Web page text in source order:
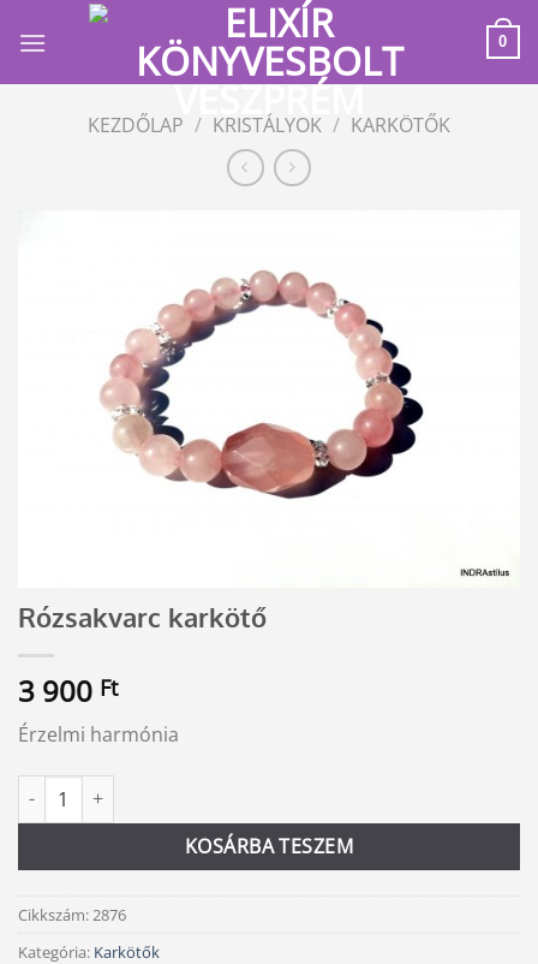
0
KEZDŐLAP / KRISTÁLYOK / KARKÖTŐK
Rózsakvarc karkötő
3 900 Ft
Érzelmi harmónia
Rózsakvarc karkötő mennyiség
KOSÁRBA TESZEM
Alternative:
Cikkszám:2876
Kategória: Karkötők